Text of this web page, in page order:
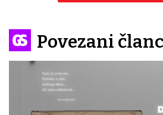
Povezani